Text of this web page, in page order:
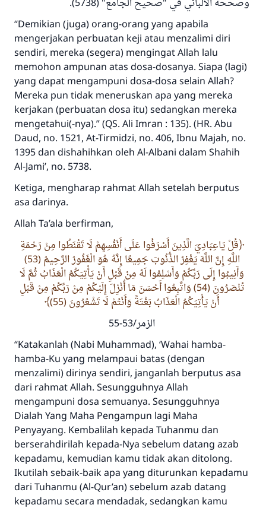
“Demikian (juga) orang-orang yang apabila
mengerjakan perbuatan keji atau menzalimi diri
sendiri, mereka (segera) mengingat Allah lalu
memohon ampunan atas dosa-dosanya. Siapa (lagi)
yang dapat mengampuni dosa-dosa selain Allah?
Mereka pun tidak meneruskan apa yang mereka
kerjakan (perbuatan dosa itu) sedangkan mereka
mengetahui(-nya).” (QS. Ali Imran : 135). (HR. Abu
Daud, no. 1521, At-Tirmidzi, no. 406, Ibnu Majah, no.
1395 dan dishahihkan oleh Al-Albani dalam Shahih
Al-Jami’, no. 5738.
Ketiga, mengharap rahmat Allah setelah berputus
asa darinya.
Allah Ta’ala berfirman,
قُلْ يَاعِبَادِيَ الَّذِينَ أَسْرَفُوا عَلَى أَنْفُسِهِمْ لَا تَقْنَطُوا مِنْ رَحْمَةِ
اللَّهِ إِنَّ اللَّهَ يَغْفِرُ الذُّنُوبَ جَمِيعًا إِنَّهُ هُوَ الْغَفُورُ الرَّحِيمُ (53)
وَأَنِيبُوا إِلَى رَبِّكُمْ وَأَسْلِمُوا لَهُ مِنْ قَبْلِ أَنْ يَأْتِيَكُمُ الْعَذَابُ ثُمَّ لَا
تُنْصَرُونَ (54) وَاتَّبِعُوا أَحْسَنَ مَا أُنْزِلَ إِلَيْكُمْ مِنْ رَبِّكُمْ مِنْ قَبْلِ
أَنْ يَأْتِيَكُمُ الْعَذَابُ بَغْتَةً وَأَنْتُمْ لَا تَشْعُرُونَ (55)
الزمر/53-55
“Katakanlah (Nabi Muhammad), ‘Wahai hamba-
hamba-Ku yang melampaui batas (dengan
menzalimi) dirinya sendiri, janganlah berputus asa
dari rahmat Allah. Sesungguhnya Allah
mengampuni dosa semuanya. Sesungguhnya
Dialah Yang Maha Pengampun lagi Maha
Penyayang. Kembalilah kepada Tuhanmu dan
berserahdirilah kepada-Nya sebelum datang azab
kepadamu, kemudian kamu tidak akan ditolong.
Ikutilah sebaik-baik apa yang diturunkan kepadamu
dari Tuhanmu (Al-Qur’an) sebelum azab datang
kepadamu secara mendadak, sedangkan kamu